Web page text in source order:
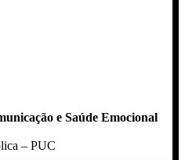
e Saúde Emocional
– PUC